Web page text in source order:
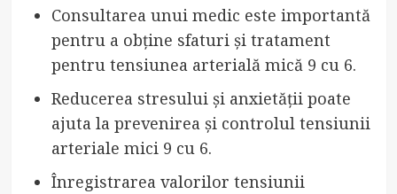
Consultarea unui medic este importantă
pentru a obține sfaturi și tratament
pentru tensiunea arterială mică 9 cu 6.
Reducerea stresului și anxietății poate
ajuta la prevenirea și controlul tensiunii
arteriale mici 9 cu 6.
Înregistrarea valorilor tensiunii